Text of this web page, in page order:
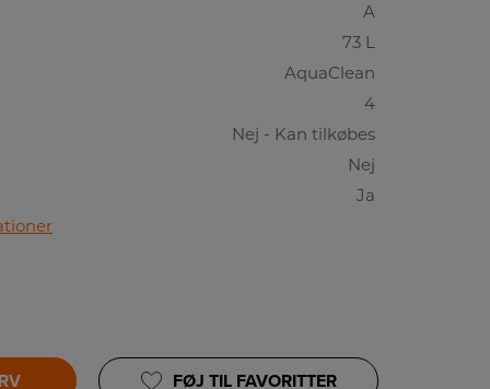
A
73 L
AquaClean
4
Nej - Kan tilkøbes
Nej
Ja
FØJ TIL FAVORITTER